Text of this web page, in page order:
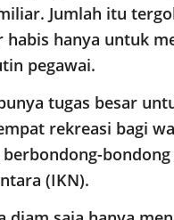
Jumlah itu
habis hanya untuk
pegawai.
tugas besar
rekreasi bagi
(IKN).